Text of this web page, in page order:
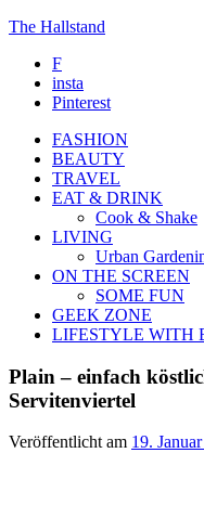
The Hallstand
F
insta
Pinterest
FASHION
BEAUTY
TRAVEL
EAT & DRINK
Cook & Shake
LIVING
Urban
ON THE SCREEN
SOME FUN
GEEK ZONE
LIFESTYLE WITH
Plain – einfach
Servitenviertel
Veröffentlicht am 19.